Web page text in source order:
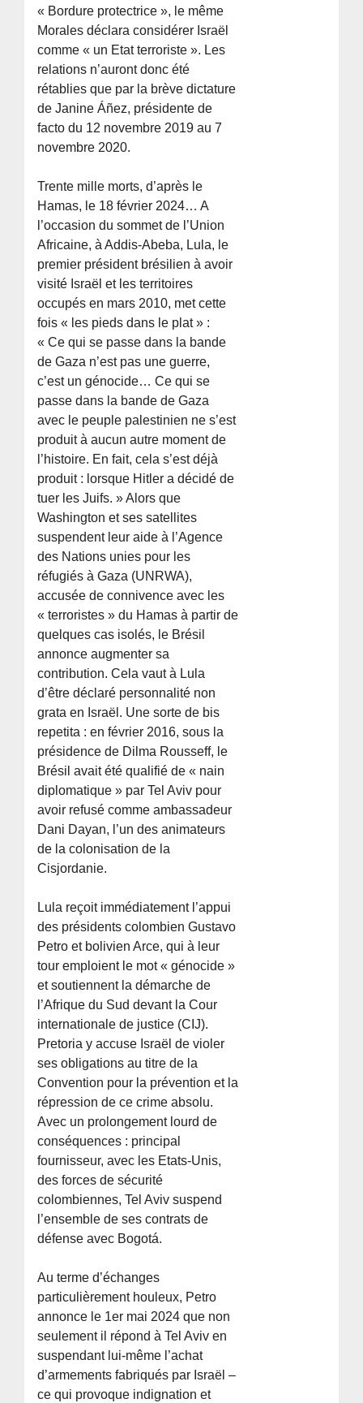
« Bordure protectrice », le même
Morales déclara considérer Israël
comme « un Etat terroriste ». Les
relations n’auront donc été
rétablies que par la brève dictature
de Janine Áñez, présidente de
facto du 12 novembre 2019 au 7
novembre 2020.
Trente mille morts, d’après le
Hamas, le 18 février 2024… A
l’occasion du sommet de l’Union
Africaine, à Addis-Abeba, Lula, le
premier président brésilien à avoir
visité Israël et les territoires
occupés en mars 2010, met cette
fois « les pieds dans le plat » :
« Ce qui se passe dans la bande
de Gaza n’est pas une guerre,
c’est un génocide… Ce qui se
passe dans la bande de Gaza
avec le peuple palestinien ne s’est
produit à aucun autre moment de
l’histoire. En fait, cela s’est déjà
produit : lorsque Hitler a décidé de
tuer les Juifs. » Alors que
Washington et ses satellites
suspendent leur aide à l’Agence
des Nations unies pour les
réfugiés à Gaza (UNRWA),
accusée de connivence avec les
« terroristes » du Hamas à partir de
quelques cas isolés, le Brésil
annonce augmenter sa
contribution. Cela vaut à Lula
d’être déclaré personnalité non
grata en Israël. Une sorte de bis
repetita : en février 2016, sous la
présidence de Dilma Rousseff, le
Brésil avait été qualifié de « nain
diplomatique » par Tel Aviv pour
avoir refusé comme ambassadeur
Dani Dayan, l’un des animateurs
de la colonisation de la
Cisjordanie.
Lula reçoit immédiatement l’appui
des présidents colombien Gustavo
Petro et bolivien Arce, qui à leur
tour emploient le mot « génocide »
et soutiennent la démarche de
l’Afrique du Sud devant la Cour
internationale de justice (CIJ).
Pretoria y accuse Israël de violer
ses obligations au titre de la
Convention pour la prévention et la
répression de ce crime absolu.
Avec un prolongement lourd de
conséquences : principal
fournisseur, avec les Etats-Unis,
des forces de sécurité
colombiennes, Tel Aviv suspend
l’ensemble de ses contrats de
défense avec Bogotá.
Au terme d’échanges
particulièrement houleux, Petro
annonce le 1er mai 2024 que non
seulement il répond à Tel Aviv en
suspendant lui-même l’achat
d’armements fabriqués par Israël –
ce qui provoque indignation et